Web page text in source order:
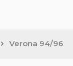
Verona 94/96